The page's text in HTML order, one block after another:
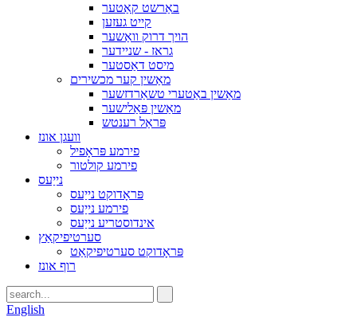
באַרשט קאַטער
קייט געזען
הויך דרוק וואַשער
גראז - שניידער
מיסט דאַסטער
מאַשין קער מכשירים
מאַשין באַטערי טשאַרדזשער
מאַשין פּאַלישער
פּראַל רענטש
וועגן אונז
פירמע פּראָפיל
פירמע קולטור
נייַעס
פּראָדוקט נייַעס
פירמע נייַעס
אינדוסטריע נייַעס
סערטיפיקאַץ
פּראָדוקט סערטיפיקאַט
רוף אונז
English